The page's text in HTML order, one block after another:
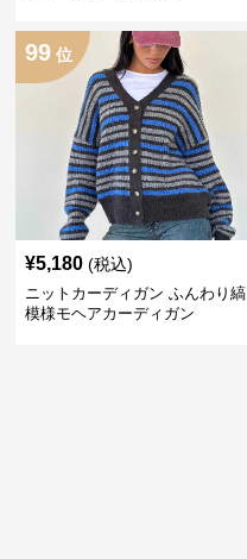
99 位
¥5,180 (税込)
ニットカーディガン ふんわり縞
模様モヘアカーディガン